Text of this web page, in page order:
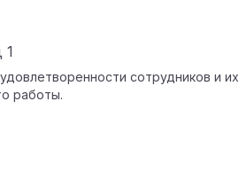
1
сотрудников и их
работы.